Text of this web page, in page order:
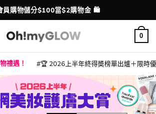
配送港澳
、FPS、八達通、PAYME、信用卡付款
0
禮遇！ 🏆 2026上半年終得奬榜單出爐＋限時